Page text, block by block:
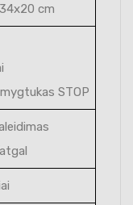
cm
STOP